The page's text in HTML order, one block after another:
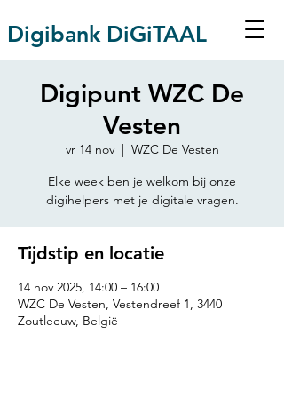
Digibank DiGiTAAL
Digipunt WZC De
Vesten
vr 14 nov
  |
WZC De Vesten
Elke week ben je welkom bij onze
Tijdstip en locatie
14 nov 2025, 14:00 – 16:00
WZC De Vesten, Vestendreef 1, 3440
Zoutleeuw, België